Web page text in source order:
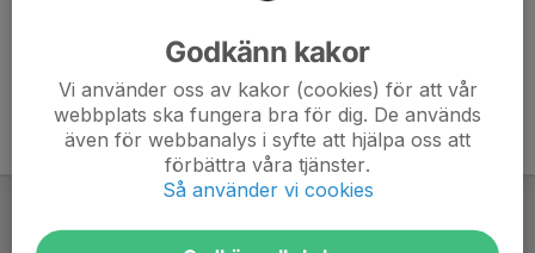
Godkänn kakor
Vi använder oss av kakor (cookies) för att vår
webbplats ska fungera bra för dig. De används
även för webbanalys i syfte att hjälpa oss att
förbättra våra tjänster.
Så använder vi cookies